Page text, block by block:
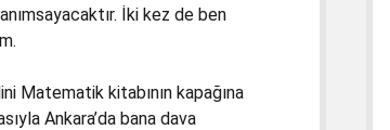
İki kez de ben
kitabının kapağına
Ankara’da bana dava